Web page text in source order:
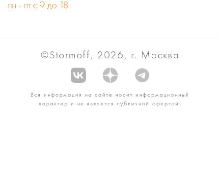
пн - пт с 9 до 18
©Stormoff, 2026, г. Москва
Вся информация на сайте носит информационный
характер и не является публичной офертой.